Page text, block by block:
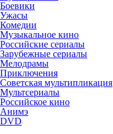
Боевики
Ужасы
Комедии
Музыкальное кино
Российские сериалы
Зарубежные сериалы
Мелодрамы
Приключения
Советская мультипликация
Мультсериалы
Российское кино
Анимэ
DVD